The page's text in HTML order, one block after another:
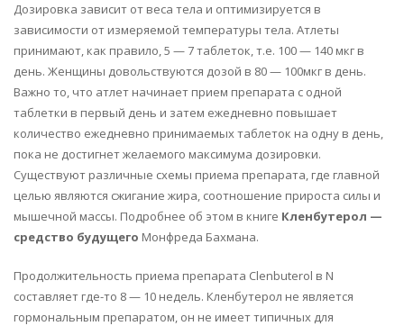
Дозировка зависит от веса тела и оптимизируется в
зависимости от измеряемой температуры тела. Атлеты
принимают, как правило, 5 — 7 таблеток, т.е. 100 — 140 мкг в
день. Женщины довольствуются дозой в 80 — 100мкг в день.
Важно то, что атлет начинает прием препарата с одной
таблетки в первый день и затем ежедневно повышает
количество ежедневно принимаемых таблеток на одну в день,
пока не достигнет желаемого максимума дозировки.
Существуют различные схемы приема препарата, где главной
целью являются сжигание жира, соотношение прироста силы и
мышечной массы. Подробнее об этом в книге Кленбутерол —
средство будущего Монфреда Бахмана.
Продолжительность приема препарата Clenbuterol в N
составляет где-то 8 — 10 недель. Кленбутерол не является
гормональным препаратом, он не имеет типичных для